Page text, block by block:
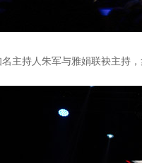
持人朱军与雅娟联袂主持，